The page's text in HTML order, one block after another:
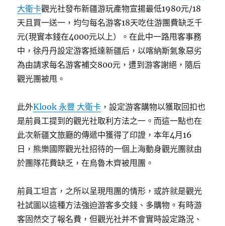
大衛卡觀光社發布新疆游玩產物宣揚最低1980元/18
天且買一送一，均勻每名游客18天吃住游團費缺乏千
元(現實本錢在4000元以上）。在此中一路甩客事務
中，徐丹丹設定游客抵達新疆后，以喀納斯氣象惡劣
為由請求每名游客補交800元，遭到游客謝絕，隨后
觀光團被甩。
此外Klook 永豐 大衛卡 ，設定游客購物以獲取回扣也
是前員工提到的觀光社取利方法之一。而這一點也在
此次新疆文旅廳的傳遞中獲得了印證，本年4月16
日，熊樂國際觀光社招待的一個上海動身觀光團就由
於團隊花費缺乏，在烏魯木齊被甩團。
前員工坦言，之所以呈現甩團的情形，或許就是觀光
社試圖以這種方法強迫游客多交錢、多購物。有時游
客固然交了報名費，但觀光社并不會實時設定路況、